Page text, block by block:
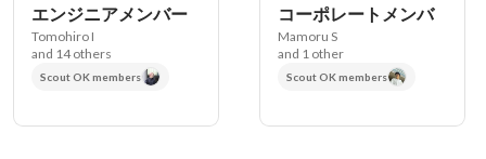
エンジニアメンバー
Tomohiro I
and 14 others
Scout OK members
コーポレートメンバ
Mamoru S
and 1 other
Scout OK members